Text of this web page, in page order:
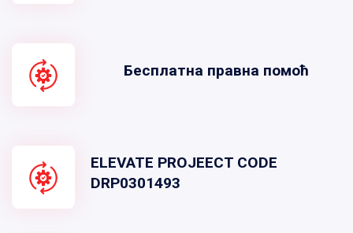
Бесплатна правна помоћ
ELEVATE PROJEECT CODE
DRP0301493